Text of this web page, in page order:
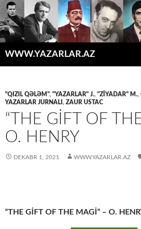
WWW.YAZARLAR.AZ
"QIZIL QƏLƏM", "YAZARLAR" J., "ZİYADAR" M.,
YAZARLAR JURNALI , ZAUR USTAC
“THE GIFT OF
O. HENRY
DEKABR 1, 2021 WWW.YAZARLAR.AZ
“THE GİFT OF THE MAGİ” – O.